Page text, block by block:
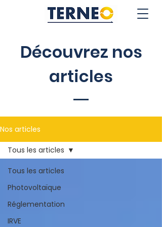
Découvrez nos
articles
Nos articles
Tous les articles
Photovoltaïque
Réglementation
IRVE
Tous les articles